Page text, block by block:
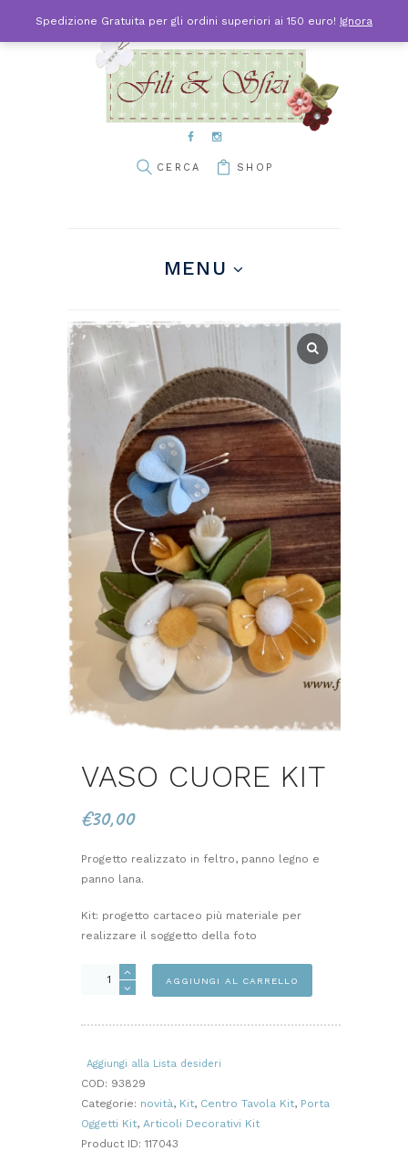
SHOP
MENU
VASO CUORE KIT
€30,00
Progetto realizzato in feltro, panno legno e
panno lana.
Kit: progetto cartaceo più materiale per
realizzare il soggetto della foto
VASO
AGGIUNGI AL CARRELLO
Aggiungi alla Lista desideri
COD: 93829
Categorie: novità, Kit, Centro Tavola Kit, Porta
Oggetti Kit, Articoli Decorativi Kit
Product ID: 117043
Spedizione Gratuita per gli ordini superiori ai 150 euro! Ignora